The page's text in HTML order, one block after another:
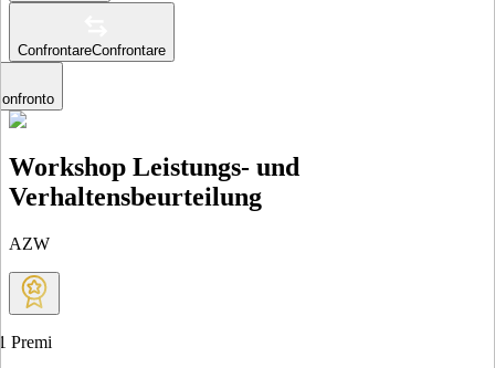
ConfrontareConfrontare
Workshop Leistungs- und
Verhaltensbeurteilung
AZW
Premi